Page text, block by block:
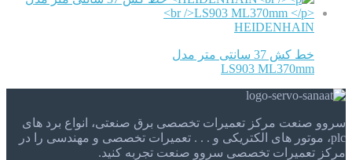
HEIDENHAIN
خط کش 37 سانتی متر مدل
LS903 ML370mm
سروو صنعت مرکز تعمیرات تخصصی برق صنعتی، انواع برد های
plc، موتور های الکتریکی و . . . تعمیرات تخصصی و مهندسی را در
مرکز تعمیرات تخصصی سروو صنعت تجربه کنید.